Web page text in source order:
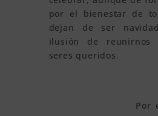
por el bienestar de
dejan de ser
ilusión de reunirnos
seres queridos.
Por